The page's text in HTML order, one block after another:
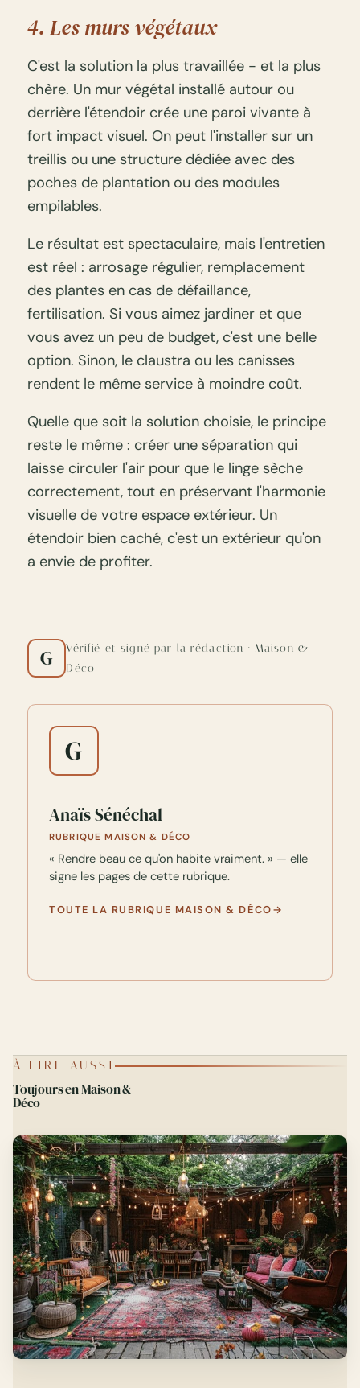
4. Les murs végétaux
C'est la solution la plus travaillée - et la plus
chère. Un mur végétal installé autour ou
derrière l'étendoir crée une paroi vivante à
fort impact visuel. On peut l'installer sur un
treillis ou une structure dédiée avec des
poches de plantation ou des modules
empilables.
Le résultat est spectaculaire, mais l'entretien
est réel : arrosage régulier, remplacement
des plantes en cas de défaillance,
fertilisation. Si vous aimez jardiner et que
vous avez un peu de budget, c'est une belle
option. Sinon, le claustra ou les canisses
rendent le même service à moindre coût.
Quelle que soit la solution choisie, le principe
reste le même : créer une séparation qui
laisse circuler l'air pour que le linge sèche
correctement, tout en préservant l'harmonie
visuelle de votre espace extérieur. Un
étendoir bien caché, c'est un extérieur qu'on
a envie de profiter.
G
Vérifié et signé par la rédaction · Maison &
Déco
G
Anaïs Sénéchal
RUBRIQUE MAISON & DÉCO
« Rendre beau ce qu'on habite vraiment. » — elle
signe les pages de cette rubrique.
TOUTE LA RUBRIQUE MAISON & DÉCO
À LIRE AUSSI
Toujours en Maison &
Déco